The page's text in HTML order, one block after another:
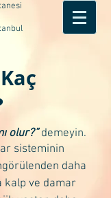
olur?” demeyin.
sisteminin
daha
kalp ve damar